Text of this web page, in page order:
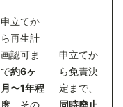
申立てか
ら再生計
画認可ま
で約6ヶ
月〜1年程
申立てか
ら免責決
定まで、